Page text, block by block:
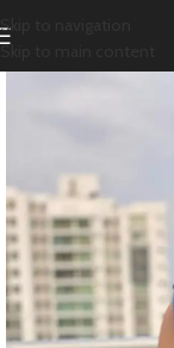
Skip to navigation
Skip to main content